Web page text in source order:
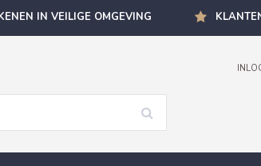
IN VEILIGE OMGEVING